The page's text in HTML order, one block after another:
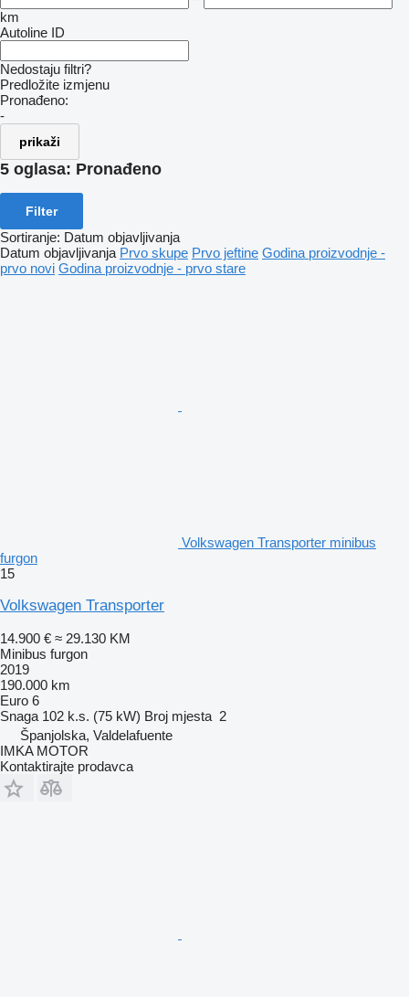
km
Autoline ID
Nedostaju filtri?
Predložite izmjenu
Pronađeno:
-
prikaži
5 oglasa: Pronađeno
Filter
Sortiranje: Datum objavljivanja
Datum objavljivanja Prvo skupe Prvo jeftine Godina proizvodnje -
prvo novi Godina proizvodnje - prvo stare
Volkswagen Transporter minibus
furgon
15
Volkswagen Transporter
14.900 € ≈ 29.130 KM
Minibus furgon
2019
190.000 km
Euro 6
Snaga 102 k.s. (75 kW) Broj mjesta 2
Španjolska, Valdelafuente
IMKA MOTOR
Kontaktirajte prodavca